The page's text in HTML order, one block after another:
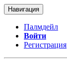
Навигация
Палмдейл
Войти
Регистрация